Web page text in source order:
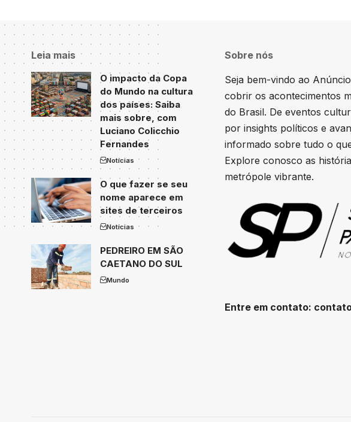
Leia mais
O impacto da Copa
do Mundo na cultura
dos países: Saiba
mais sobre, com
Luciano Colicchio
Fernandes
Notícias
O que fazer se seu
nome aparece em
sites de terceiros
Notícias
PEDREIRO EM SÃO
CAETANO DO SUL
Mundo
Sobre nós
Seja bem-vindo ao
cobrir os acontecimentos
do Brasil. De eventos
por insights políticos e
informado sobre tudo o
Explore conosco as
metrópole vibrante.
Entre em contato: